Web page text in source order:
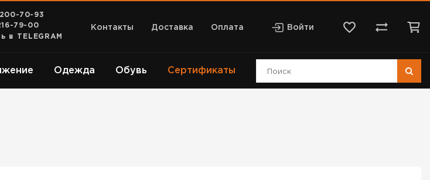
70-93
79-00
в TELEGRAM
Контакты Доставка Оплата Войти
Одежда Обувь Сертификаты